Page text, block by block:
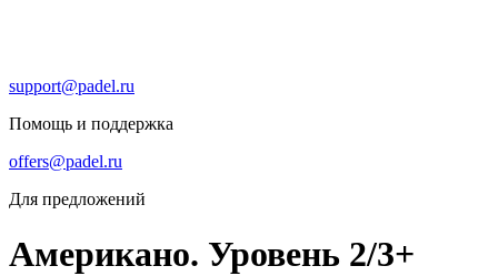
support@padel.ru
Помощь и поддержка
offers@padel.ru
Для предложений
Американо. Уровень 2/3+